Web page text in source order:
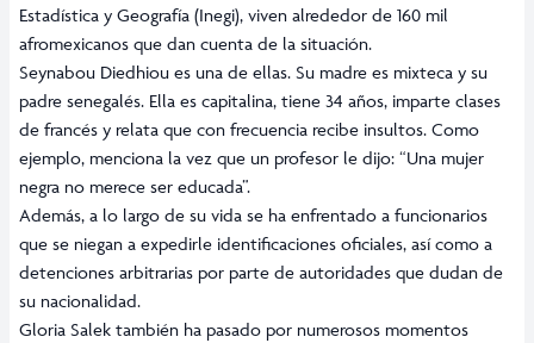
Estadística y Geografía (Inegi), viven alrededor de 160 mil
afromexicanos que dan cuenta de la situación.
Seynabou Diedhiou es una de ellas. Su madre es mixteca y su
padre senegalés. Ella es capitalina, tiene 34 años, imparte clases
de francés y relata que con frecuencia recibe insultos. Como
ejemplo, menciona la vez que un profesor le dijo: “Una mujer
negra no merece ser educada”.
Además, a lo largo de su vida se ha enfrentado a funcionarios
que se niegan a expedirle identificaciones oficiales, así como a
detenciones arbitrarias por parte de autoridades que dudan de
su nacionalidad.
Gloria Salek también ha pasado por numerosos momentos